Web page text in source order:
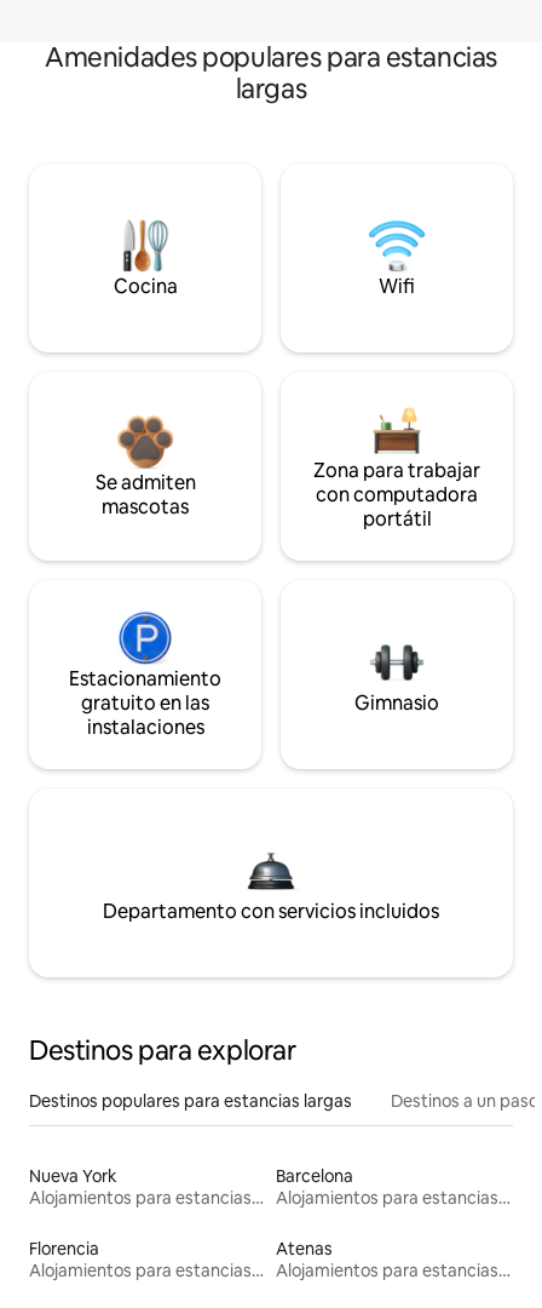
Amenidades populares para estancias
largas
Cocina Wifi
Se admiten
mascotas
Zona para trabajar
con computadora
portátil
Estacionamiento
gratuito en las
instalaciones
Gimnasio
Departamento con servicios incluidos
Destinos para explorar
Destinos populares para estancias largas Destinos a un
Nueva York
Alojamientos para estancias largas
Barcelona
Alojamientos para estancias largas
Florencia
Alojamientos para estancias largas
Atenas
Alojamientos para estancias largas